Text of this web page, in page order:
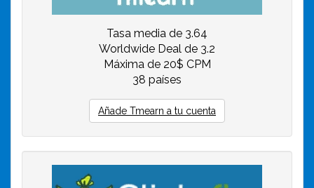
Tasa media de 3.64
Worldwide Deal de 3.2
Máxima de 20$ CPM
38 países
Añade Tmearn a tu cuenta